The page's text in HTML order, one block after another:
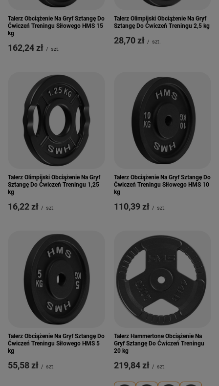
Talerz Obciążenie Na Gryf Sztangę Do
Ćwiczeń Treningu Siłowego HMS 15
kg
162,24 zł / szt.
Talerz Olimpijski Obciążenie Na Gryf
Sztangę Do Ćwiczeń Treningu 2,5 kg
28,70 zł / szt.
Talerz Olimpijski Obciążenie Na Gryf
Sztangę Do Ćwiczeń Treningu 1,25
kg
16,22 zł / szt.
Talerz Obciążenie Na Gryf Sztangę Do
Ćwiczeń Treningu Siłowego HMS 10
kg
110,39 zł / szt.
Talerz Obciążenie Na Gryf Sztangę Do
Ćwiczeń Treningu Siłowego HMS 5
kg
55,58 zł / szt.
Talerz Hammertone Obciążenie Na
Gryf Sztangę Do Ćwiczeń Treningu
20 kg
219,84 zł / szt.